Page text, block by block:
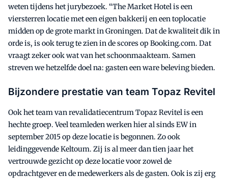
weten tijdens het jurybezoek. “The Market Hotel is een
viersterren locatie met een eigen bakkerij en een toplocatie
midden op de grote markt in Groningen. Dat de kwaliteit dik in
orde is, is ook terug te zien in de scores op Booking.com. Dat
vraagt zeker ook wat van het schoonmaakteam. Samen
streven we hetzelfde doel na: gasten een ware beleving bieden.
Bijzondere prestatie van team Topaz Revitel
Ook het team van revalidatiecentrum Topaz Revitel is een
hechte groep. Veel teamleden werken hier al sinds EW in
september 2015 op deze locatie is begonnen. Zo ook
leidinggevende Keltoum. Zij is al meer dan tien jaar het
vertrouwde gezicht op deze locatie voor zowel de
opdrachtgever en de medewerkers als de gasten. Ook is zij erg